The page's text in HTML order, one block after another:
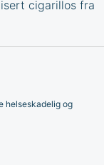
cigarillos fra
helseskadelig og